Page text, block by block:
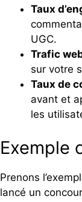
Taux
UGC.
Trafic
sur votre
Taux de
avant et
les
Exemple
Prenons
lancé un